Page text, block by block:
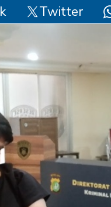
Twitter